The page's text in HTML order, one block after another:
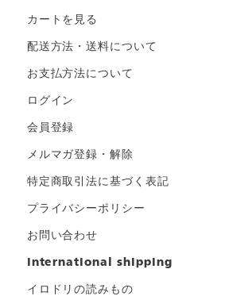
カートを見る
配送方法・送料について
お支払方法について
ログイン
会員登録
メルマガ登録・解除
特定商取引法に基づく表記
プライバシーポリシー
お問い合わせ
international shipping
イロドリの読みもの